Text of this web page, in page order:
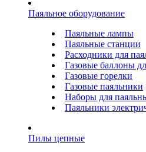
Паяльное оборудование
Паяльные лампы
Паяльные станции
Расходники для
Газовые баллоны
Газовые горелки
Газовые паяльники
Наборы для
Паяльники
Пилы цепные